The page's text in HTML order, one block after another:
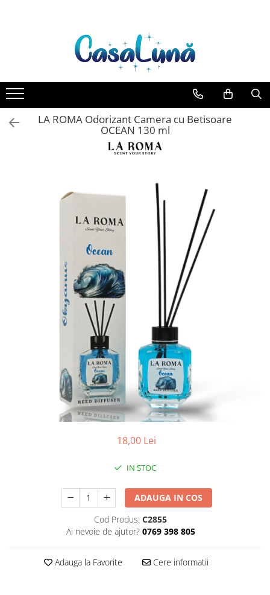
Toate Produsele
Gamma D'ORO Odorizant Cu
Betisoare 120 ml
EYFEL
EYFEL Odorizant Auto 10 ml
EYFEL Odorizant Camera cu
Apret & solutii speciale
Detergent lichid
Parfum de rufe
Solutie de intretinere textile
Solutii de scos pete
Tablete & Capsule
Combaterea Insectelor
Diverse produse de uz casnic
LA ROMA Odorizant Camera cu Betisoare
OCEAN 130 ml
18,00 Lei
IN STOC
ADAUGA IN COS
Cod Produs: C2855
Ai nevoie de ajutor? 0769 398 805
Adauga la Favorite Cere informatii